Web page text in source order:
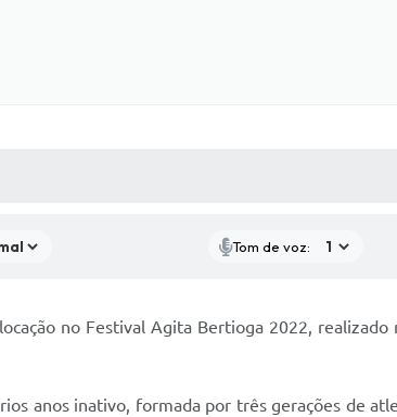
Tom de voz:
no Festival Agita Bertioga 2022,
anos inativo, formada por três gerações de